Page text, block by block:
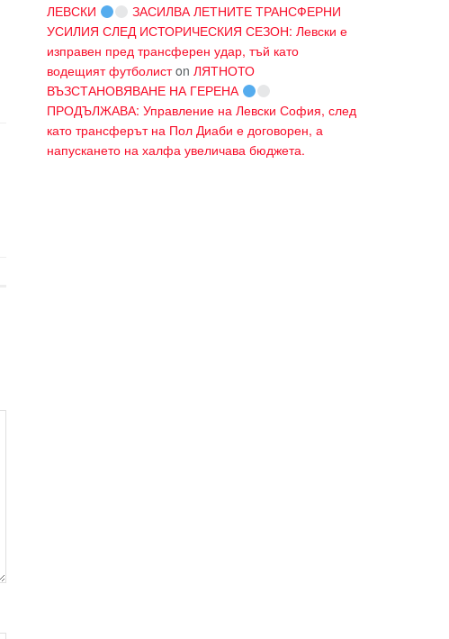
ЛЕВСКИ
ЗАСИЛВА ЛЕТНИТЕ ТРАНСФЕРНИ
УСИЛИЯ СЛЕД ИСТОРИЧЕСКИЯ СЕЗОН: Левски е
изправен пред трансферен удар, тъй като
водещият футболистon ЛЯТНОТО
ВЪЗСТАНОВЯВАНЕ НА ГЕРЕНА
ПРОДЪЛЖАВА: Управление на Левски София, след
като трансферът на Пол Диаби е договорен, а
напускането на халфа увеличава бюджета.